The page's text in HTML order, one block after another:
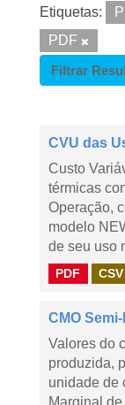
Etiquetas:
PDF
Filtrar
CVU das
Custo
térmicas
Operação,
modelo
de seu uso
PDF CSV
CMO
Valores do
produzida,
unidade de
Marginal